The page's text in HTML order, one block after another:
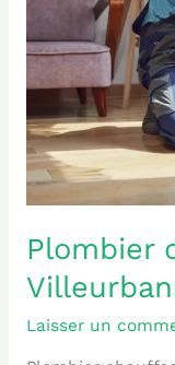
Plombier
Laisser un